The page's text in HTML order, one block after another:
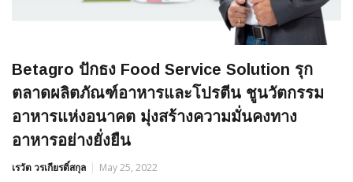
Betagro ปักธง Food Service Solution รุก
ตลาดผลิตภัณฑ์อาหารและโปรตีน ชูนวัตกรรม
อาหารแห่งอนาคต มุ่งสร้างความมั่นคงทาง
อาหารอย่างยั่งยืน
เรวัต วรเกียรติ์สกุล May 25, 2022